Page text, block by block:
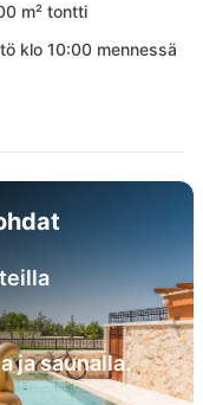
m² tontti
klo 10:00 mennessä
ja saunalla.